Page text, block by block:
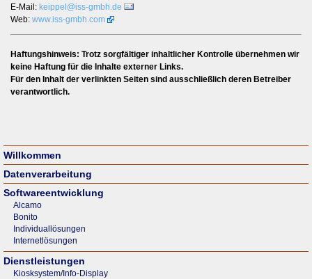
E-Mail: keippel@iss-gmbh.de
Web: www.iss-gmbh.com
Haftungshinweis: Trotz sorgfältiger inhaltlicher Kontrolle übernehmen wir
keine Haftung für die Inhalte externer Links.
Für den Inhalt der verlinkten Seiten sind ausschließlich deren Betreiber
verantwortlich.
Willkommen
Datenverarbeitung
Softwareentwicklung
Alcamo
Bonito
Individuallösungen
Internetlösungen
Dienstleistungen
Kiosksystem/Info-Display